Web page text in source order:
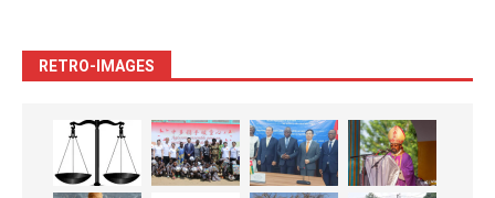
RETRO-IMAGES